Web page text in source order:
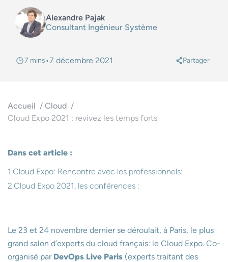
Alexandre Pajak
Consultant Ingénieur Système
7 mins•7 décembre 2021 Partager
Accueil
Cloud
Cloud Expo 2021 : revivez les temps forts
Dans cet article :
Cloud Expo: Rencontre avec les professionnels:
Cloud Expo 2021, les conférences :
Le 23 et 24 novembre dernier se déroulait, à Paris, le plus
grand salon d’experts du cloud français: le Cloud Expo. Co-
organisé par DevOps Live Paris (experts traitant des